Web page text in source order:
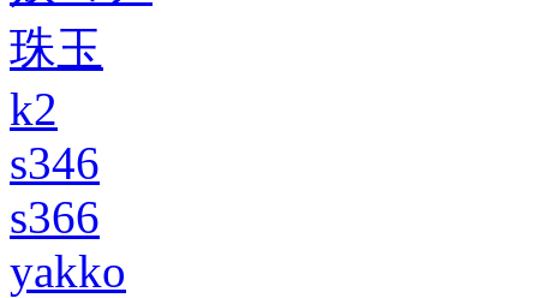
珠玉
k2
s346
s366
yakko